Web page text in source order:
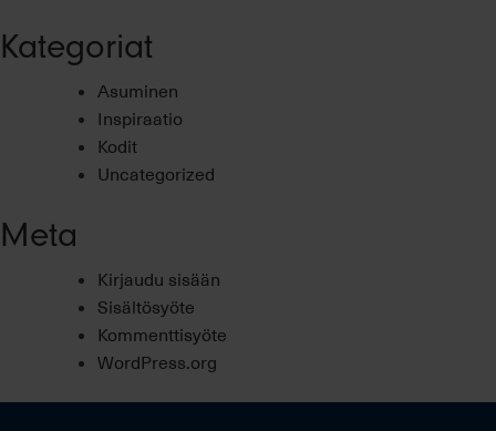
Kategoriat
Asuminen
Inspiraatio
Kodit
Uncategorized
Meta
Kirjaudu sisään
Sisältösyöte
Kommenttisyöte
WordPress.org